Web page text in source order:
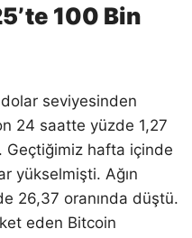
100 Bin
seviyesinden
24 saatte yüzde 1,27
Geçtiğimiz hafta içinde
yükselmişti. Ağın
26,37 oranında düştü.
eden Bitcoin